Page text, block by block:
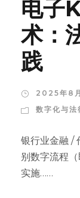
电子
术：
践
2025年8
数字化与法
银行业金融 /
别数字流程
实施……